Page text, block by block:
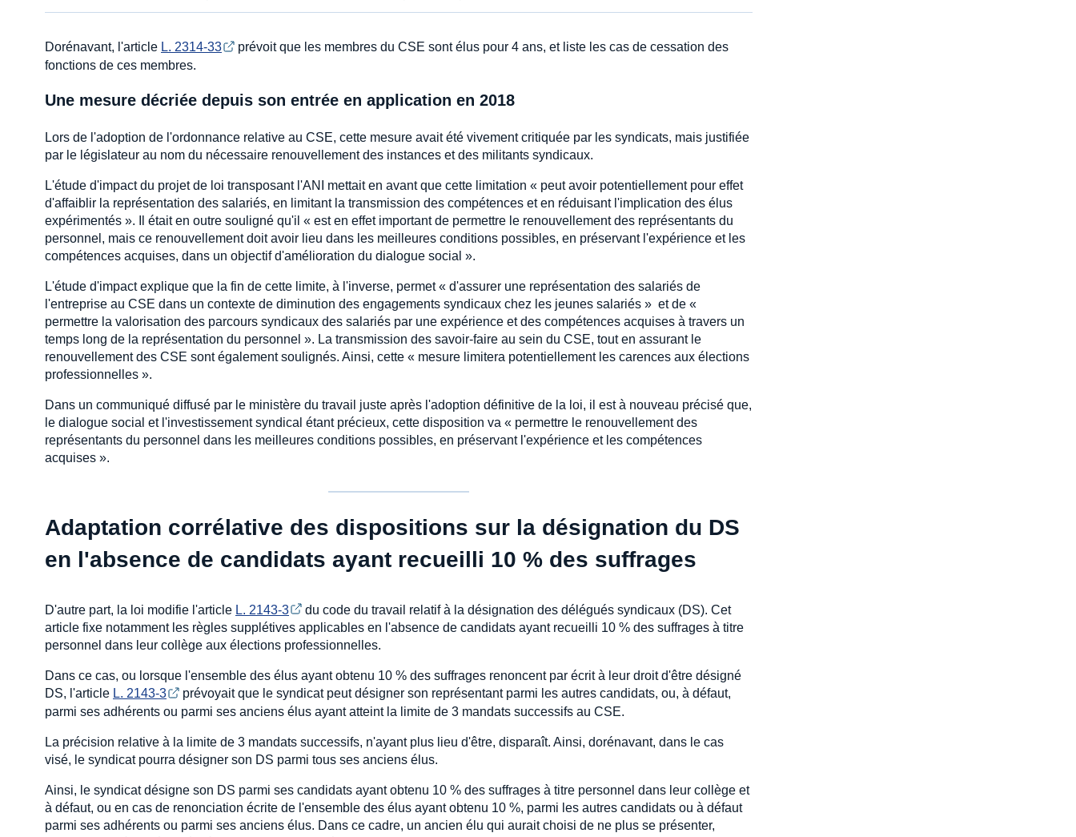
Dorénavant, l'article L. 2314-33
prévoit que les membres du CSE sont élus pour 4 ans, et liste les cas de cessation des
fonctions de ces membres.
Une mesure décriée depuis son entrée en application en 2018
Lors de l'adoption de l'ordonnance relative au CSE, cette mesure avait été vivement critiquée par les syndicats, mais justifiée
par le législateur au nom du nécessaire renouvellement des instances et des militants syndicaux.
L'étude d'impact du projet de loi transposant l'ANI mettait en avant que cette limitation « peut avoir potentiellement pour effet
d'affaiblir la représentation des salariés, en limitant la transmission des compétences et en réduisant l'implication des élus
expérimentés ». Il était en outre souligné qu'il « est en effet important de permettre le renouvellement des représentants du
personnel, mais ce renouvellement doit avoir lieu dans les meilleures conditions possibles, en préservant l'expérience et les
compétences acquises, dans un objectif d'amélioration du dialogue social ».
L'étude d'impact explique que la fin de cette limite, à l'inverse, permet « d'assurer une représentation des salariés de
l'entreprise au CSE dans un contexte de diminution des engagements syndicaux chez les jeunes salariés » et de «
permettre la valorisation des parcours syndicaux des salariés par une expérience et des compétences acquises à travers un
temps long de la représentation du personnel ». La transmission des savoir-faire au sein du CSE, tout en assurant le
renouvellement des CSE sont également soulignés. Ainsi, cette « mesure limitera potentiellement les carences aux élections
professionnelles ».
Dans un communiqué diffusé par le ministère du travail juste après l'adoption définitive de la loi, il est à nouveau précisé que,
le dialogue social et l'investissement syndical étant précieux, cette disposition va « permettre le renouvellement des
représentants du personnel dans les meilleures conditions possibles, en préservant l'expérience et les compétences
acquises ».
Adaptation corrélative des dispositions sur la désignation du DS
en l'absence de candidats ayant recueilli 10 % des suffrages
D'autre part, la loi modifie l'article L. 2143-3
du code du travail relatif à la désignation des délégués syndicaux (DS). Cet
article fixe notamment les règles supplétives applicables en l'absence de candidats ayant recueilli 10 % des suffrages à titre
personnel dans leur collège aux élections professionnelles.
Dans ce cas, ou lorsque l'ensemble des élus ayant obtenu 10 % des suffrages renoncent par écrit à leur droit d'être désigné
DS, l'article L. 2143-3
prévoyait que le syndicat peut désigner son représentant parmi les autres candidats, ou, à défaut,
parmi ses adhérents ou parmi ses anciens élus ayant atteint la limite de 3 mandats successifs au CSE.
La précision relative à la limite de 3 mandats successifs, n'ayant plus lieu d'être, disparaît. Ainsi, dorénavant, dans le cas
visé, le syndicat pourra désigner son DS parmi tous ses anciens élus.
Ainsi, le syndicat désigne son DS parmi ses candidats ayant obtenu 10 % des suffrages à titre personnel dans leur collège et
à défaut, ou en cas de renonciation écrite de l'ensemble des élus ayant obtenu 10 %, parmi les autres candidats ou à défaut
parmi ses adhérents ou parmi ses anciens élus. Dans ce cadre, un ancien élu qui aurait choisi de ne plus se présenter,